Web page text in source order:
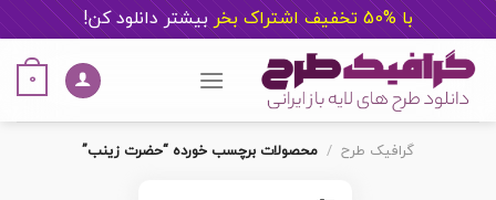
با %50 تخفیف اشتراک بخر بیشتر دانلود کن!
content
0
گرافیک طرح / محصولات برچسب خورده “حضرت زینب”